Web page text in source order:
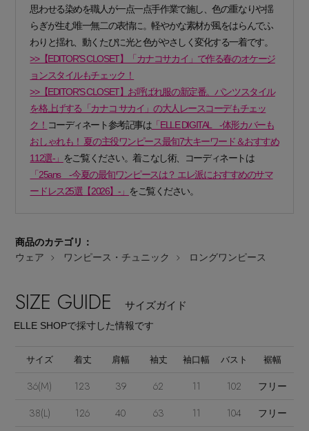
Stay inthe Loop
ELLE SHOP 公式アプリ
思わせる染めを職人が一点一点手作業で施し、色の重なりや揺
らぎが生む唯一無二の表情に。軽やかな素材が風をはらんでふ
わりと揺れ、動くたびに光と色がやさしく変化する一着です。
>>【EDITOR'S CLOSET】「カナコサカイ」で作る春のオケージ
ョンスタイルもチェック！
>>【EDITOR'S CLOSET】お呼ばれ服の新定番。パンツスタイル
を格上げする「カナコ サカイ」の大人レースコーデもチェッ
ク！ コーディネート参考記事は「ELLE DIGITAL -体形カバーも
おしゃれも！ 夏の主役ワンピース最旬7大キーワード＆おすすめ
112選-」 をご覧ください。着こなし術、コーディネートは
「25ans -今夏の最旬ワンピースは？ エレ派におすすめのサマ
ードレス25選【2026】-」 をご覧ください。
商品のカテゴリ：
ウェア
ワンピース・チュニック ロングワンピース
SIZE GUIDE サイズガイド
ELLE SHOPで採寸した情報です
サイズ 着丈 肩幅 袖丈 袖口幅 バスト 裾幅
36(M) 123 39 62 11 102
フリー
38(L)
126 40 63 11 104 フリー